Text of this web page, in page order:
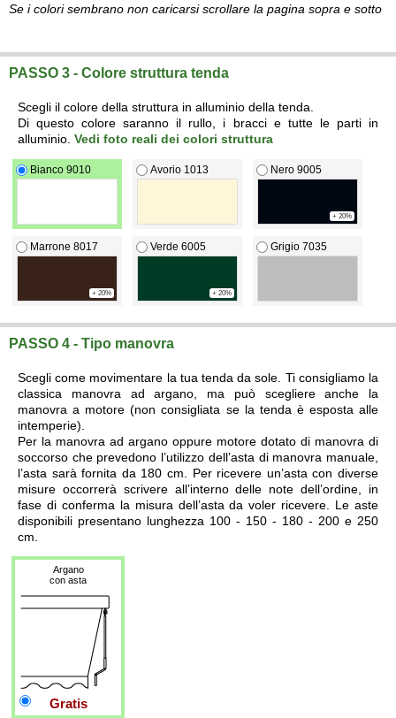
Se i colori sembrano non caricarsi scrollare la pagina sopra e sotto
PASSO 3 - Colore struttura tenda
Scegli il colore della struttura in alluminio della tenda.
Di questo colore saranno il rullo, i bracci e tutte le parti in
alluminio. Vedi foto reali dei colori struttura
Bianco 9010 Avorio 1013 Nero 9005
+ 20%
Marrone 8017
+ 20%
Verde 6005
+ 20%
Grigio 7035
PASSO 4 - Tipo manovra
Scegli come movimentare la tua tenda da sole. Ti consigliamo la
classica manovra ad argano, ma può scegliere anche la
manovra a motore (non consigliata se la tenda è esposta alle
intemperie).
Per la manovra ad argano oppure motore dotato di manovra di
soccorso che prevedono l’utilizzo dell’asta di manovra manuale,
l’asta sarà fornita da 180 cm. Per ricevere un’asta con diverse
misure occorrerà scrivere all’interno delle note dell’ordine, in
fase di conferma la misura dell’asta da voler ricevere. Le aste
disponibili presentano lunghezza 100 - 150 - 180 - 200 e 250
cm.
Argano
con asta
Gratis